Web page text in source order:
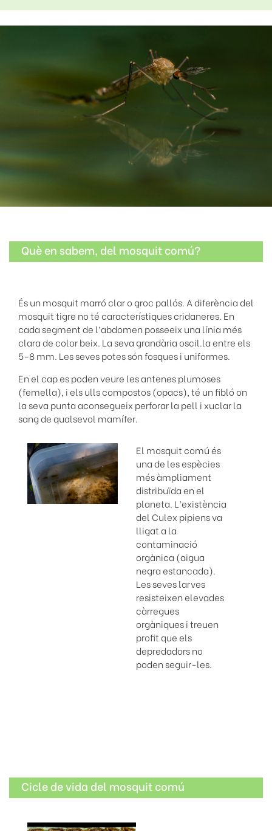
Què en sabem, del mosquit comú?
És un mosquit marró clar o groc pallós. A diferència del
mosquit tigre no té característiques cridaneres. En
cada segment de l’abdomen posseeix una línia més
clara de color beix. La seva grandària oscil.la entre els
5-8 mm. Les seves potes són fosques i uniformes.
En el cap es poden veure les antenes plumoses
(femella), i els ulls compostos (opacs), té un fibló on
la seva punta aconsegueix perforar la pell i xuclar la
sang de qualsevol mamífer.
El mosquit comú és
una de les espècies
més àmpliament
distribuïda en el
planeta. L’existència
del Culex pipiens va
lligat a la
contaminació
orgànica (aigua
negra estancada).
Les seves larves
resisteixen elevades
càrregues
orgàniques i treuen
profit que els
depredadors no
poden seguir-les.
Cicle de vida del mosquit comú